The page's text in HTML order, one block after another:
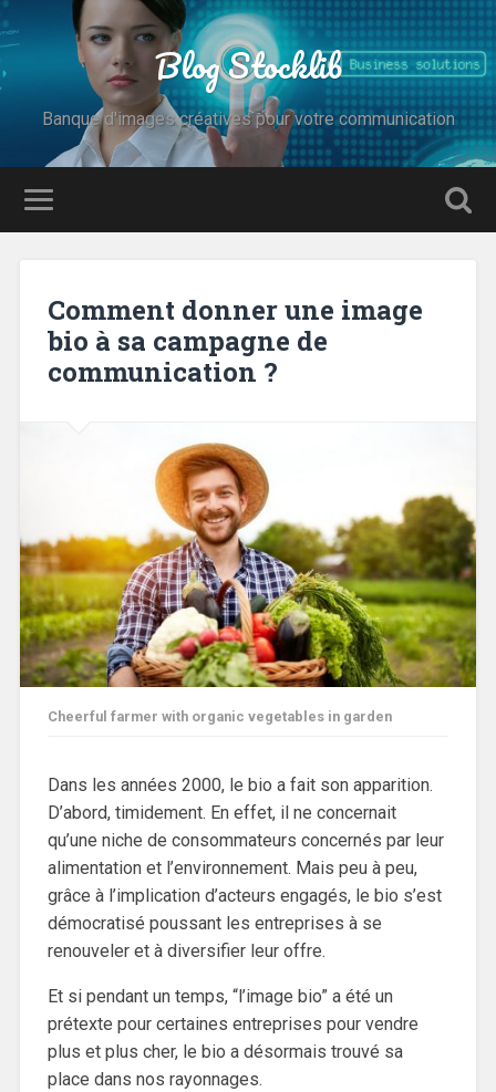
Blog Stocklib
Banque d'images créatives pour votre communication
Comment donner une image
bio à sa campagne de
communication ?
Cheerful farmer with organic vegetables in garden
Dans les années 2000, le bio a fait son apparition.
D’abord, timidement. En effet, il ne concernait
qu’une niche de consommateurs concernés par leur
alimentation et l’environnement. Mais peu à peu,
grâce à l’implication d’acteurs engagés, le bio s’est
démocratisé poussant les entreprises à se
renouveler et à diversifier leur offre.
Et si pendant un temps, “l’image bio” a été un
prétexte pour certaines entreprises pour vendre
plus et plus cher, le bio a désormais trouvé sa
place dans nos rayonnages.